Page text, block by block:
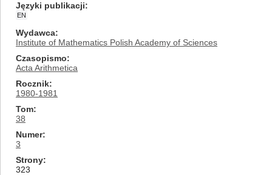
Języki publikacji
EN
Wydawca
Institute of Mathematics Polish Academy of Sciences
Czasopismo
Acta Arithmetica
Rocznik
1980-1981
Tom
38
Numer
3
Strony
323